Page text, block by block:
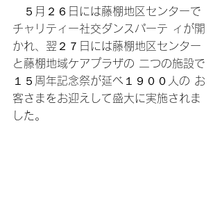
５月２６日には藤棚地区センターで
チャリティー社交ダンスパーテ ィが開
かれ、翌２７日には藤棚地区センター
と藤棚地域ケアプラザの 二つの施設で
１５周年記念祭が延べ１９００人の お
客さまをお迎えして盛大に実施されま
した。